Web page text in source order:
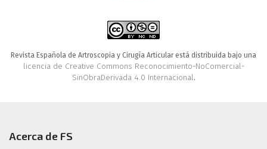
Revista Española de Artroscopia y Cirugía Articular está distribuida bajo una
licencia de Creative Commons Reconocimiento-NoComercial-
SinObraDerivada 4.0 Internacional.
Acerca de FS